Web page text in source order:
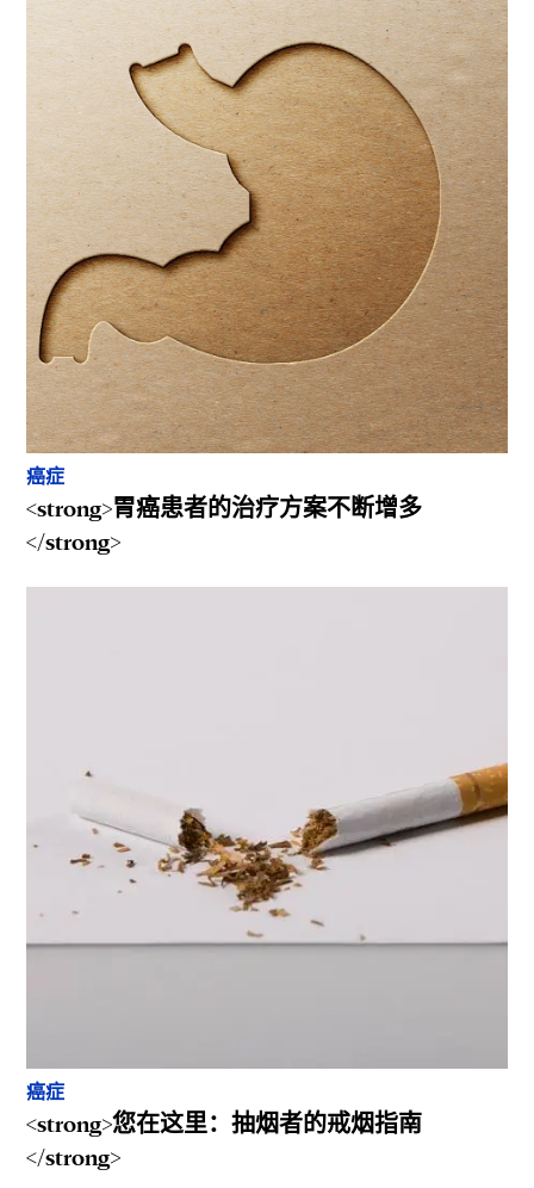
癌症
<strong>胃癌患者的治疗方案不断增多
</strong>
癌症
<strong>您在这里：抽烟者的戒烟指南
</strong>